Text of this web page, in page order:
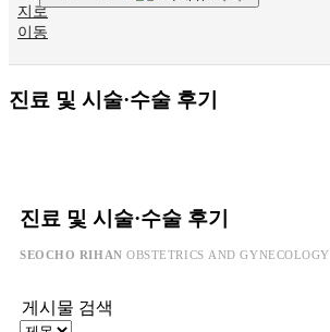
진료 및 시술·수술 후기
진료 및 시술·수술 후기
SEOCHO RIHAN OBSTETRICS AND GYNECOLOGY
게시물 검색